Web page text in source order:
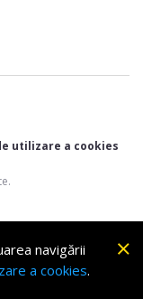
utilizare a cookies
navigării
a cookies.